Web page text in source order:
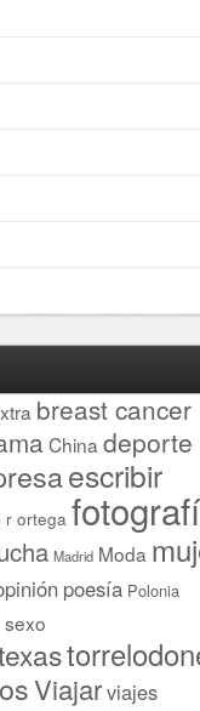
breast cancer
China deporte
escribir
r ortega
Madrid Moda
poesía Polonia
sexo
Viajarviajes